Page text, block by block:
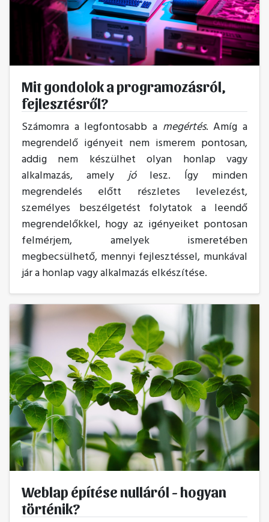
Mit gondolok a programozásról,
fejlesztésről?
Számomra a legfontosabb a megértés. Amíg a
megrendelő igényeit nem ismerem pontosan,
addig nem készülhet olyan honlap vagy
alkalmazás, amelyjólesz. Így minden
megrendelés előtt részletes levelezést,
személyes beszélgetést folytatok a leendő
megrendelőkkel, hogy az igényeiket pontosan
felmérjem, amelyek ismeretében
megbecsülhető, mennyi fejlesztéssel, munkával
jár a honlap vagy alkalmazás elkészítése.
Weblap építése nulláról - hogyan
történik?